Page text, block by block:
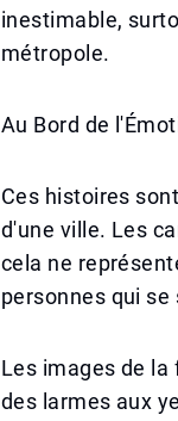
inestimable,
métropole.
Au Bord de
Ces histoires
d'une ville. Les
cela ne
personnes qui
Les images de
des larmes aux